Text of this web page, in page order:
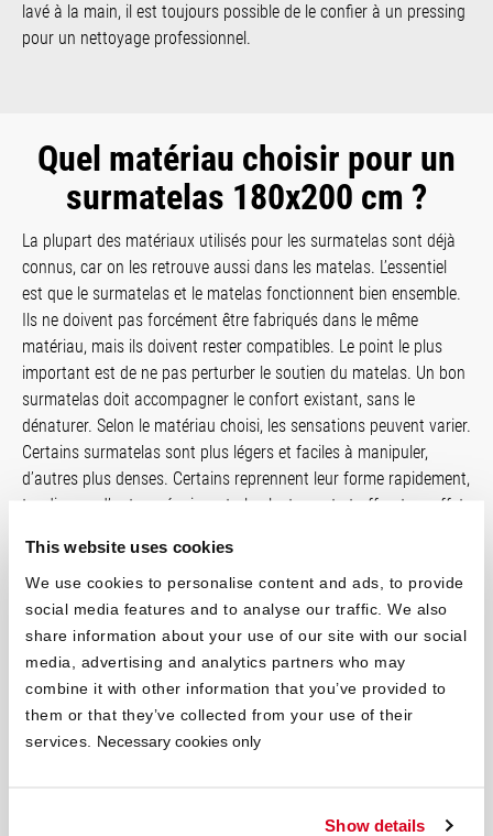
This website uses cookies
We use cookies to personalise content and ads, to provide
social media features and to analyse our traffic. We also
share information about your use of our site with our social
media, advertising and analytics partners who may
combine it with other information that you’ve provided to
them or that they’ve collected from your use of their
services. Necessary cookies only
Show details
lavé à la main, il est toujours possible de le confier à un pressing
pour un nettoyage professionnel.
Quel matériau choisir pour un
surmatelas 180x200 cm ?
La plupart des matériaux utilisés pour les surmatelas sont déjà
connus, car on les retrouve aussi dans les matelas. L’essentiel
est que le surmatelas et le matelas fonctionnent bien ensemble.
Ils ne doivent pas forcément être fabriqués dans le même
matériau, mais ils doivent rester compatibles. Le point le plus
important est de ne pas perturber le soutien du matelas. Un bon
surmatelas doit accompagner le confort existant, sans le
dénaturer. Selon le matériau choisi, les sensations peuvent varier.
Certains surmatelas sont plus légers et faciles à manipuler,
d’autres plus denses. Certains reprennent leur forme rapidement,
tandis que d’autres réagissent plus lentement et offrent un effet
beaucoup ou peu pendant la nuit, ces différences peuvent
influencer votre confort. Enfin, il est important de rester vigilant
face aux promesses marketing. Certains matériaux ou
appellations séduisantes ont en réalité peu d’impact sur le
confort, mais peuvent faire grimper le prix.